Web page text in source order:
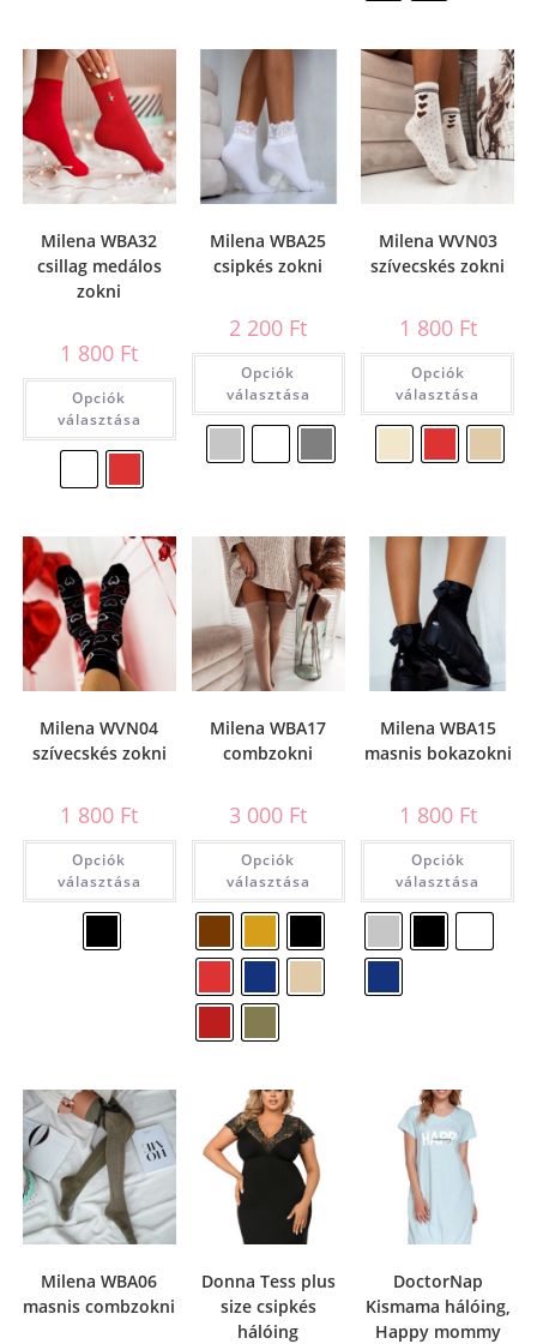
Milena WBA32
csillag medálos
zokni
1 800 Ft
Opciók
választása
Milena WBA25
csipkés zokni
2 200 Ft
Opciók
választása
Milena WVN03
szívecskés zokni
1 800 Ft
Opciók
választása
Milena WVN04
szívecskés zokni
1 800 Ft
Opciók
választása
Milena WBA17
combzokni
3 000 Ft
Opciók
választása
Milena WBA15
masnis bokazokni
1 800 Ft
Opciók
választása
Milena WBA06
masnis combzokni
Donna Tess plus
size csipkés
hálóing
DoctorNap
Kismama hálóing,
Happy mommy